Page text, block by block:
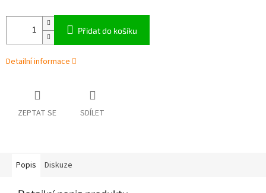
Přidat do košíku
Detailní informace
ZEPTAT SE SDÍLET
Popis Diskuze